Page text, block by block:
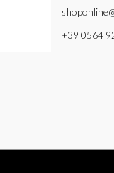
+39 0564